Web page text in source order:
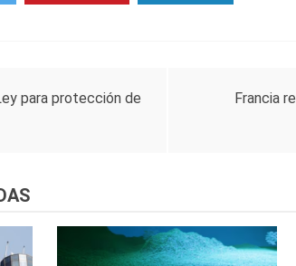
para protección de
Francia